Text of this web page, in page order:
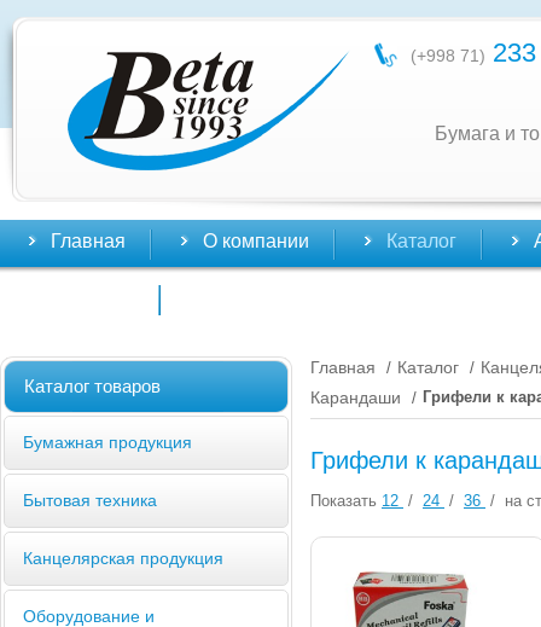
(+998 71)
Бумага и
Главная О компании Каталог
Каталог товаров
Бумажная продукция
Бытовая техника
Канцелярская продукция
Оборудование и
Главная / Каталог /
Карандаши
/ Грифели к
Грифели к
Показать 12 / 24 / 36 / на